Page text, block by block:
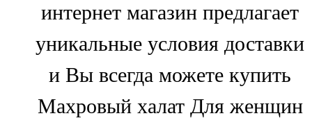
интернет магазин предлагает
уникальные условия доставки
и Вы всегда можете купить
Махровый халат Для женщин